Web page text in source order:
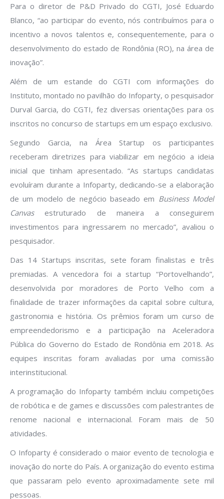
Para o diretor de P&D Privado do CGTI, José Eduardo
Blanco, “ao participar do evento, nós contribuímos para o
incentivo a novos talentos e, consequentemente, para o
desenvolvimento do estado de Rondônia (RO), na área de
inovação”.
Além de um estande do CGTI com informações do
Instituto, montado no pavilhão do Infoparty, o pesquisador
Durval Garcia, do CGTI, fez diversas orientações para os
inscritos no concurso de startups em um espaço exclusivo.
Segundo Garcia, na Área Startup os participantes
receberam diretrizes para viabilizar em negócio a ideia
inicial que tinham apresentado. “As startups candidatas
evoluíram durante a Infoparty, dedicando-se a elaboração
de um modelo de negócio baseado em Business Model
Canvasestruturado de maneira a conseguirem
investimentos para ingressarem no mercado”, avaliou o
pesquisador.
Das 14 Startups inscritas, sete foram finalistas e três
premiadas. A vencedora foi a startup “Portovelhando”,
desenvolvida por moradores de Porto Velho com a
finalidade de trazer informações da capital sobre cultura,
gastronomia e história. Os prêmios foram um curso de
empreendedorismo e a participação na Aceleradora
Pública do Governo do Estado de Rondônia em 2018. As
equipes inscritas foram avaliadas por uma comissão
interinstitucional.
A programação do Infoparty também incluiu competições
de robótica e de games e discussões com palestrantes de
renome nacional e internacional. Foram mais de 50
atividades.
O Infoparty é considerado o maior evento de tecnologia e
inovação do norte do País. A organização do evento estima
que passaram pelo evento aproximadamente sete mil
pessoas.